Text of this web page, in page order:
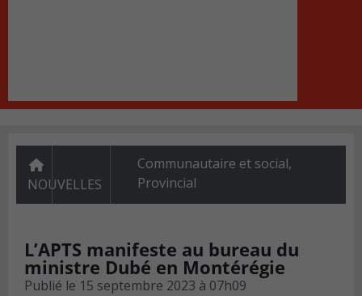
NOUVELLES
Communautaire et social,
Provincial
L’APTS manifeste au bureau du
ministre Dubé en Montérégie
Publié le 15 septembre 2023 à 07h09